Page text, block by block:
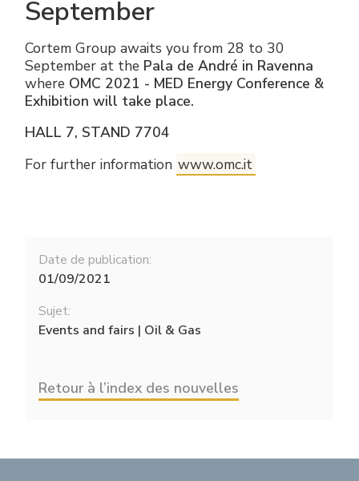
September
Cortem Group awaits you from 28 to 30
September at the Pala de André in Ravenna
where OMC 2021 - MED Energy Conference &
Exhibition will take place.
HALL 7, STAND 7704
For further information www.omc.it
Date de publication:
01/09/2021
Sujet:
Events and fairs | Oil & Gas
Retour à l’index des nouvelles